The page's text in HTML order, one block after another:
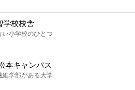
学校校舎
い小学校のひとつ
本キャンパス
維学部がある大学